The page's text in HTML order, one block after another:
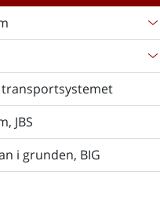
JBS
i grunden, BIG